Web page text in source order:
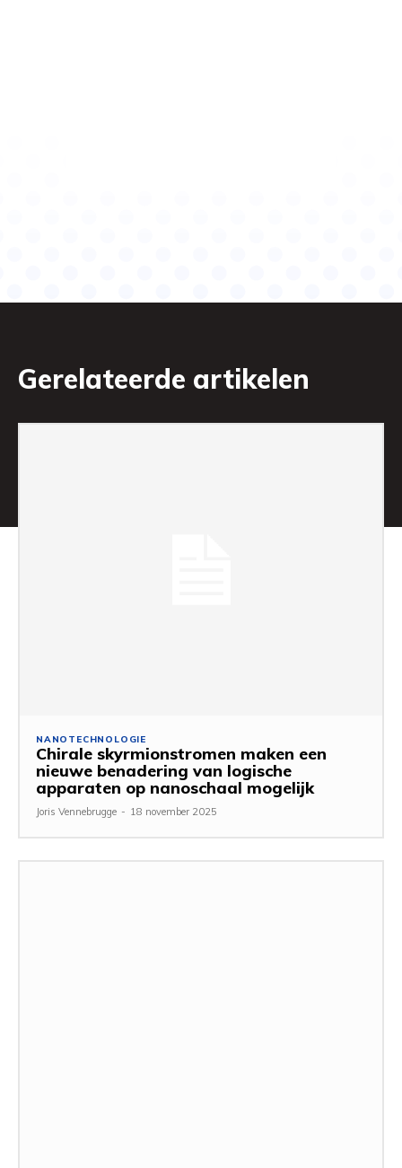
Gerelateerde artikelen
NANOTECHNOLOGIE
Chirale skyrmionstromen maken een
nieuwe benadering van logische
apparaten op nanoschaal mogelijk
Joris Vennebrugge - 18 november 2025